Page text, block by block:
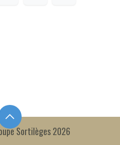
Sortilèges 2026